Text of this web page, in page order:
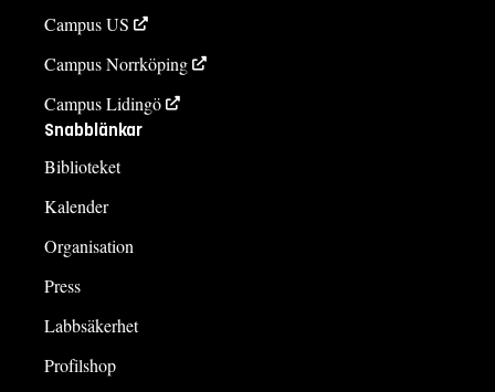
Campus US
Campus Norrköping
Campus Lidingö
Snabblänkar
Biblioteket
Kalender
Organisation
Press
Labbsäkerhet
Profilshop